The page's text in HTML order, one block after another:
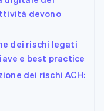
devono
dei rischi legati
e best practice
dei rischi ACH: